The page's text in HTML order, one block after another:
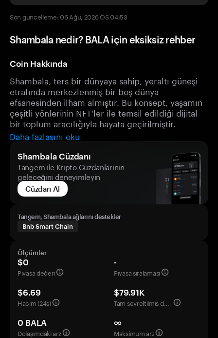
Son güncelleme: 06 Ağu, 2026 ÖS 04:53
Shambala nedir? BALA için eksiksiz rehber
Coin Hakkında
Shambala, ters bir dünyaya sahip, yeraltı güneşi
etrafında merkezlenmiş bir boş dünya
efsanesinden ilham almıştır. Bu konsept, yaşamın
çeşitli yönlerinin NFT'ler ile temsil edildiği dijital
bir toplum aracılığıyla hayata geçirilmiştir.
Daha fazlasını oku
Shambala Cüzdanı
Tangem ile Kripto Cüzdanlarının
geleceğini deneyimleyin
Cüzdan Al
Tangem, Shambala ağlarını destekler
Bnb Smart Chain
Ölçümler
$0
Piyasa değeri
-
Piyasa sıralaması
$6.69
Hacim (24s)
$79.91K
Tam seyreltilmiş değerleme
0 BALA
Dolaşımdaki arz
∞
Maksimum arz